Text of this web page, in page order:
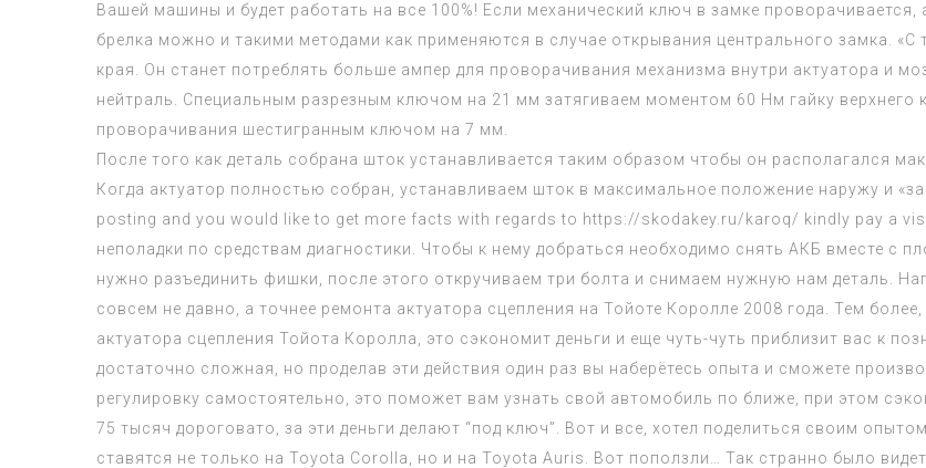
Вашей машины и будет работать на все 100%! Если механический ключ в замке
брелка можно и такими методами как применяются в случае открывания центрального замка.
края. Он станет потреблять больше ампер для проворачивания механизма внутри актуатора и
нейтраль. Специальным разрезным ключом на 21 мм затягиваем моментом 60 Нм гайку верхнего
проворачивания шестигранным ключом на 7 мм.
После того как деталь собрана шток устанавливается таким образом чтобы он располагался
Когда актуатор полностью собран, устанавливаем шток в максимальное положение наружу и
posting and you would like to get more facts with regards to https://skodakey.ru/karoq/ kindly pay a
неполадки по средствам диагностики. Чтобы к нему добраться необходимо снять АКБ вместе с
нужно разъединить фишки, после этого откручиваем три болта и снимаем нужную нам деталь.
совсем не давно, а точнее ремонта актуатора сцепления на Тойоте Королле 2008 года. Тем
актуатора сцепления Тойота Королла, это сэкономит деньги и еще чуть-чуть приблизит вас к
достаточно сложная, но проделав эти действия один раз вы наберётесь опыта и сможете
регулировку самостоятельно, это поможет вам узнать свой автомобиль по ближе, при этом
75 тысяч дороговато, за эти деньги делают “под ключ”. Вот и все, хотел поделиться своим
ставятся не только на Toyota Corolla, но и на Toyota Auris. Вот поползли… Так странно было